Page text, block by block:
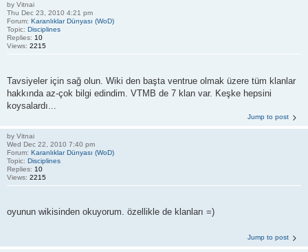
by Vitnai
Thu Dec 23, 2010 4:21 pm
Forum: Karanlıklar Dünyası (WoD)
Topic: Disciplines
Replies: 10
Views: 2215
Tavsiyeler için sağ olun. Wiki den başta ventrue olmak üzere tüm klanlar
hakkında az-çok bilgi edindim. VTMB de 7 klan var. Keşke hepsini
koysalardı...
Jump to post
by Vitnai
Wed Dec 22, 2010 7:40 pm
Forum: Karanlıklar Dünyası (WoD)
Topic: Disciplines
Replies: 10
Views: 2215
oyunun wikisinden okuyorum. özellikle de klanları =)
Jump to post